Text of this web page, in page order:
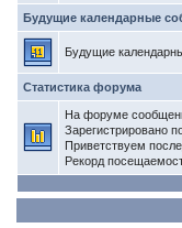
Будущие календарные
Будущие
Статистика форума
На форуме
Зарегистрировано
Приветствуем
Рекорд